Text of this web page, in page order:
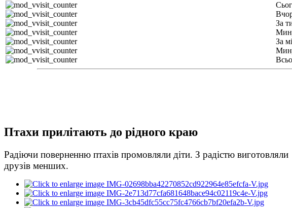
За
За
Птахи прилітають до рідного краю
Радіючи поверненню птахів промовляли діти. З радістю
друзів менших.